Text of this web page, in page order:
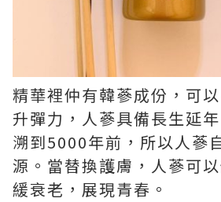
精華裡仲有韓蔘成份，可
升彈力，人蔘具備長生延
溯到5000年前，所以人蔘
源。當替換護膚，人蔘可
緩衰老，展現青春。